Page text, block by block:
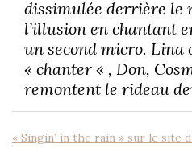
dissimulée derrière le
l’illusion en chantant
un second micro. Lina
« chanter « , Don,
remontent le rideau
« Singin’ in the rain » sur le site